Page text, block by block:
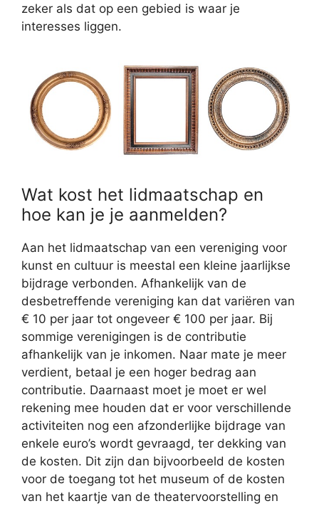
zeker als dat op een gebied is waar je
interesses liggen.
Wat kost het lidmaatschap en
hoe kan je je aanmelden?
Aan het lidmaatschap van een vereniging voor
kunst en cultuur is meestal een kleine jaarlijkse
bijdrage verbonden. Afhankelijk van de
desbetreffende vereniging kan dat variëren van
€ 10 per jaar tot ongeveer € 100 per jaar. Bij
sommige verenigingen is de contributie
afhankelijk van je inkomen. Naar mate je meer
verdient, betaal je een hoger bedrag aan
contributie. Daarnaast moet je moet er wel
rekening mee houden dat er voor verschillende
activiteiten nog een afzonderlijke bijdrage van
enkele euro’s wordt gevraagd, ter dekking van
de kosten. Dit zijn dan bijvoorbeeld de kosten
voor de toegang tot het museum of de kosten
van het kaartje van de theatervoorstelling en